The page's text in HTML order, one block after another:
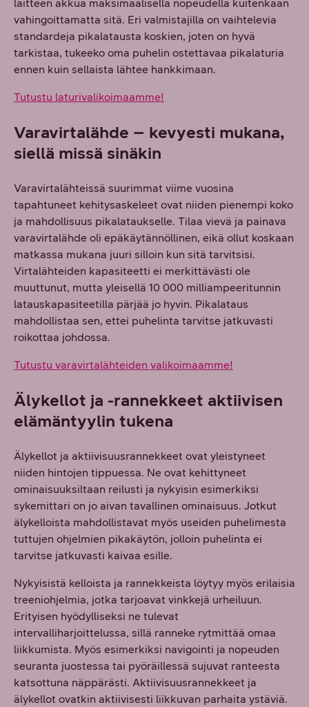
laitteen akkua maksimaalisella nopeudella kuitenkaan
vahingoittamatta sitä. Eri valmistajilla on vaihtelevia
standardeja pikalatausta koskien, joten on hyvä
tarkistaa, tukeeko oma puhelin ostettavaa pikalaturia
ennen kuin sellaista lähtee hankkimaan.
Tutustu laturivalikoimaamme!
Varavirtalähde – kevyesti mukana,
siellä missä sinäkin
Varavirtalähteissä suurimmat viime vuosina
tapahtuneet kehitysaskeleet ovat niiden pienempi koko
ja mahdollisuus pikalataukselle. Tilaa vievä ja painava
varavirtalähde oli epäkäytännöllinen, eikä ollut koskaan
matkassa mukana juuri silloin kun sitä tarvitsisi.
Virtalähteiden kapasiteetti ei merkittävästi ole
muuttunut, mutta yleisellä 10 000 milliampeeritunnin
latauskapasiteetilla pärjää jo hyvin. Pikalataus
mahdollistaa sen, ettei puhelinta tarvitse jatkuvasti
roikottaa johdossa.
Tutustu varavirtalähteiden valikoimaamme!
Älykellot ja -rannekkeet aktiivisen
elämäntyylin tukena
Älykellot ja aktiivisuusrannekkeet ovat yleistyneet
niiden hintojen tippuessa. Ne ovat kehittyneet
ominaisuuksiltaan reilusti ja nykyisin esimerkiksi
sykemittari on jo aivan tavallinen ominaisuus. Jotkut
älykelloista mahdollistavat myös useiden puhelimesta
tuttujen ohjelmien pikakäytön, jolloin puhelinta ei
tarvitse jatkuvasti kaivaa esille.
Nykyisistä kelloista ja rannekkeista löytyy myös erilaisia
treeniohjelmia, jotka tarjoavat vinkkejä urheiluun.
Erityisen hyödylliseksi ne tulevat
intervalliharjoittelussa, sillä ranneke rytmittää omaa
liikkumista. Myös esimerkiksi navigointi ja nopeuden
seuranta juostessa tai pyöräillessä sujuvat ranteesta
katsottuna näppärästi. Aktiivisuusrannekkeet ja
älykellot ovatkin aktiivisesti liikkuvan parhaita ystäviä.